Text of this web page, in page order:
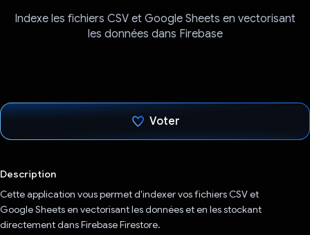
Indexe les fichiers CSV et Google Sheets en vectorisant
les données dans Firebase
Voter
Description
Cette application vous permet d'indexer vos fichiers CSV et
Google Sheets en vectorisant les données et en les stockant
directement dans Firebase Firestore.